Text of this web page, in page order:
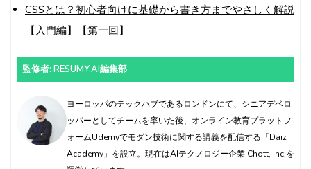
CSSとは？初心者向けに基礎から書き方までやさしく解説
【入門編】【第一回】
監修者: RESUMY.AI編集部
ヨーロッパのテックハブであるロンドンにて、シニアデベロ
ッパーとしてチームを率いた後、オンライン教育プラットフ
ォームUdemyでモダン技術に関する講義を配信する「Daiz
Academy」を設立。現在はAIテクノロジー企業 Chott, Inc.を